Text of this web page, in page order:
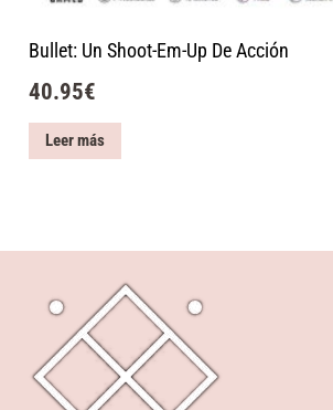
Bullet: Un Shoot-Em-Up De Acción
40.95€
Leer más